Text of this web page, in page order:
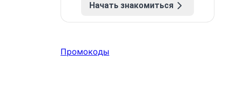
Начать знакомиться
Промокоды